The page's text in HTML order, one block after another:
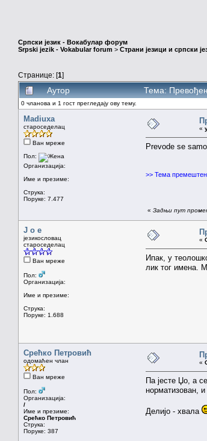
Српски језик - Вокабулар форум
Srpski jezik - Vokabular forum > Страни језици и српски
Странице: [1]
Аутор Тема:
0 чланова и 1 гост прегледају ову тему.
Madiuxa
староседелац
Ван мреже
Пол:
Организација:
Име и презиме:
Струка:
Поруке: 7.477
«
Prevode se
>> Тема
« Задњи пут
J o e
језикословац
староседелац
Ван мреже
Пол:
Организација:
Име и презиме:
Струка:
Поруке: 1.688
«
Ипак, у
лик тог имена.
Срећко Петровић
одомаћен члан
Ван мреже
Пол:
Организација:
/
Име и презиме:
Срећко Петровић
Струка:
Поруке: 387
«
Па јесте Џо, а
норматизован,
Делијо - хвала